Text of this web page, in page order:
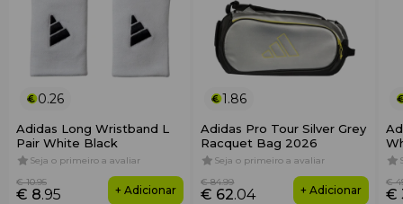
0.26
Adidas Long Wristband L
Pair White Black
Seja o primeiro a avaliar
€ 8.95
€ 10.95
+ Adicionar
1.86
Adidas Pro Tour Silver Grey
Racquet Bag 2026
Seja o primeiro a avaliar
€ 62.04
€ 84.99
+ Adicionar €
€